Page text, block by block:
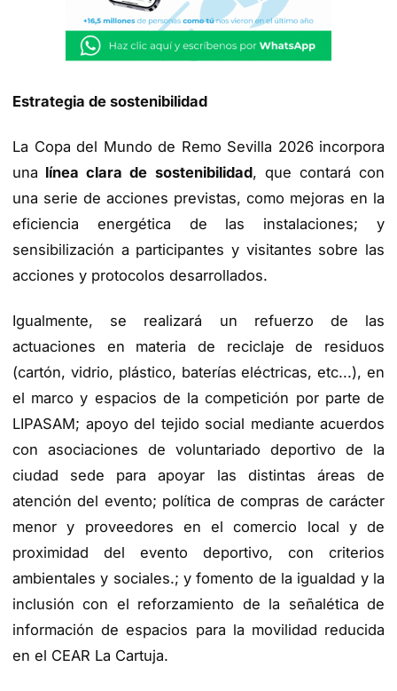
Estrategia de sostenibilidad
La Copa del Mundo de Remo Sevilla 2026 incorpora
una línea clara de sostenibilidad, que contará con
una serie de acciones previstas, como mejoras en la
eficiencia energética de las instalaciones; y
sensibilización a participantes y visitantes sobre las
acciones y protocolos desarrollados.
Igualmente, se realizará un refuerzo de las
actuaciones en materia de reciclaje de residuos
(cartón, vidrio, plástico, baterías eléctricas, etc...), en
el marco y espacios de la competición por parte de
LIPASAM; apoyo del tejido social mediante acuerdos
con asociaciones de voluntariado deportivo de la
ciudad sede para apoyar las distintas áreas de
atención del evento; política de compras de carácter
menor y proveedores en el comercio local y de
proximidad del evento deportivo, con criterios
ambientales y sociales.; y fomento de la igualdad y la
inclusión con el reforzamiento de la señalética de
información de espacios para la movilidad reducida
en el CEAR La Cartuja.